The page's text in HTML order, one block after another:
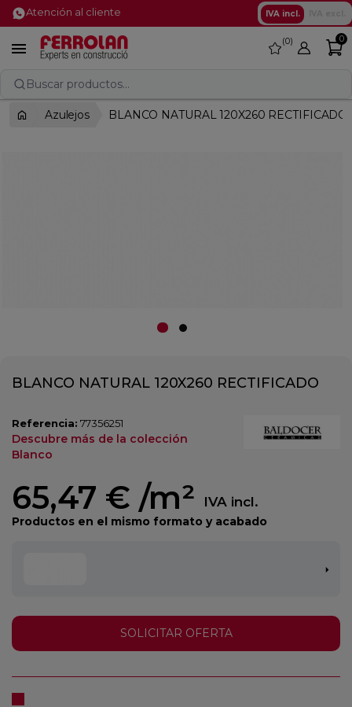
Atención al cliente IVA incl.
 favorite
0 0
Buscar productos...
Azulejos BLANCO NATURAL 120X260 RECTIFICADO
BLANCO NATURAL 120X260 RECTIFICADO
Referencia: 77356251
Descubre más de la colección
Blanco
65,47 € /m² IVA incl.
Productos en el mismo formato y acabado
SOLICITAR OFERTA